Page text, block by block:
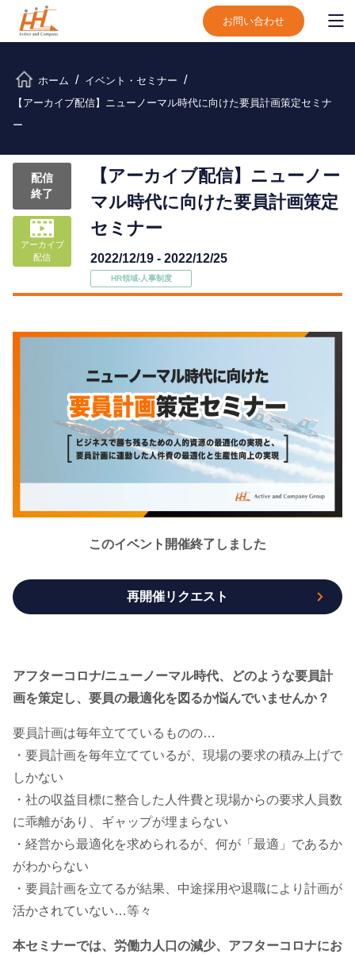
お問い合わせ
ホーム
イベント・セミナー
【アーカイブ配信】ニューノーマル時代に向けた要員計画策定セミナ
ー
配信
終了
アーカイブ
配信
【アーカイブ配信】ニューノー
マル時代に向けた要員計画策定
セミナー
2022/12/19 - 2022/12/25
HR領域-⼈事制度
アフターコロナ/ニューノーマル時代、どのような要員計
画を策定し、要員の最適化を図るか悩んでいませんか？
要員計画は毎年立てているものの…
・要員計画を毎年立てているが、現場の要求の積み上げで
しかない
・社の収益目標に整合した人件費と現場からの要求人員数
に乖離があり、ギャップが埋まらない
・経営から最適化を求められるが、何が「最適」であるか
がわからない
・要員計画を立てるが結果、中途採用や退職により計画が
活かされていない…等々
本セミナーでは、労働力人口の減少、アフターコロナにお
このイベント開催終了しました
再開催リクエスト